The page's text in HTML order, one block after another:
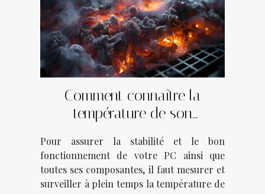
Comment connaître la
température de son
Pour assurer la stabilité et le bon
fonctionnement de votre PC ainsi que
toutes ses composantes, il faut mesurer et
surveiller à plein temps la température de